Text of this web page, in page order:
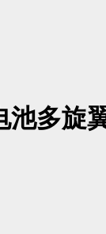
池多旋